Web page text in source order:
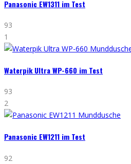
Panasonic EW1311 im Test
93
1
Waterpik Ultra WP-660 im Test
93
2
Panasonic EW1211 im Test
92